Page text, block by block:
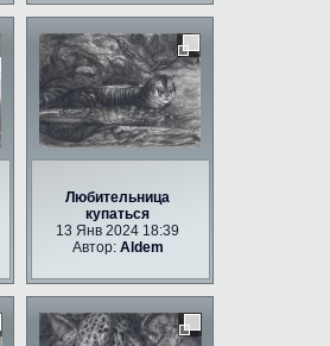
Любительница
купаться
13 Янв 2024 18:39
Автор: Aldem